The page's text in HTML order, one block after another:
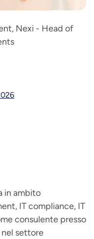
Nexi - Head of
in ambito
IT compliance, IT
consulente presso
nel settore